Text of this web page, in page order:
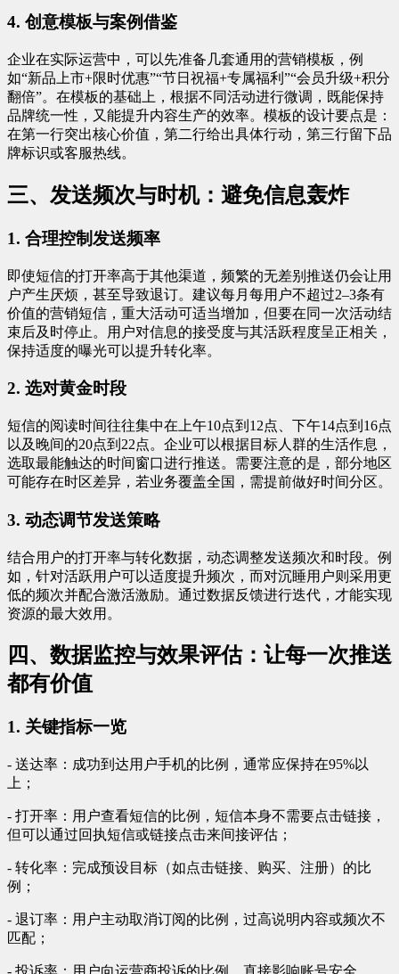
4. 创意模板与案例借鉴
企业在实际运营中，可以先准备几套通用的营销模板，例
如“新品上市+限时优惠”“节日祝福+专属福利”“会员升级+积分
翻倍”。在模板的基础上，根据不同活动进行微调，既能保持
品牌统一性，又能提升内容生产的效率。模板的设计要点是：
在第一行突出核心价值，第二行给出具体行动，第三行留下品
牌标识或客服热线。
三、发送频次与时机：避免信息轰炸
1. 合理控制发送频率
即使短信的打开率高于其他渠道，频繁的无差别推送仍会让用
户产生厌烦，甚至导致退订。建议每月每用户不超过2–3条有
价值的营销短信，重大活动可适当增加，但要在同一次活动结
束后及时停止。用户对信息的接受度与其活跃程度呈正相关，
保持适度的曝光可以提升转化率。
2. 选对黄金时段
短信的阅读时间往往集中在上午10点到12点、下午14点到16点
以及晚间的20点到22点。企业可以根据目标人群的生活作息，
选取最能触达的时间窗口进行推送。需要注意的是，部分地区
可能存在时区差异，若业务覆盖全国，需提前做好时间分区。
3. 动态调节发送策略
结合用户的打开率与转化数据，动态调整发送频次和时段。例
如，针对活跃用户可以适度提升频次，而对沉睡用户则采用更
低的频次并配合激活激励。通过数据反馈进行迭代，才能实现
资源的最大效用。
四、数据监控与效果评估：让每一次推送
都有价值
1. 关键指标一览
- 送达率：成功到达用户手机的比例，通常应保持在95%以
上；
- 打开率：用户查看短信的比例，短信本身不需要点击链接，
但可以通过回执短信或链接点击来间接评估；
- 转化率：完成预设目标（如点击链接、购买、注册）的比
例；
- 退订率：用户主动取消订阅的比例，过高说明内容或频次不
匹配；
- 投诉率：用户向运营商投诉的比例，直接影响账号安全。